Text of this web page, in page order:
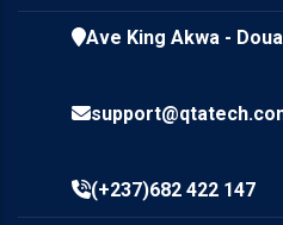
Ave King Akwa -
(+237)682 422 147